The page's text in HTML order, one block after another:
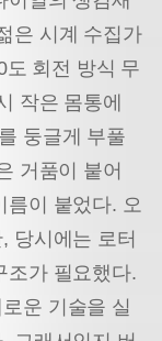
은 시계 수집가
도 회전 방식 무
작은 몸통에
둥글게 부풀
거품이 붙어
름이 붙었다. 오
당시에는 로터
조가 필요했다.
운 기술을 실